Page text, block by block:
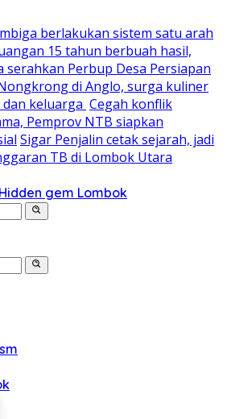
berlakukan sistem satu arah
15 tahun berbuah hasil,
Perbup Desa Persiapan
di Anglo, surga kuliner
keluarga Cegah konflik
Pemprov NTB siapkan
Sigar Penjalin cetak sejarah, jadi
TB di Lombok Utara
Hidden gem Lombok